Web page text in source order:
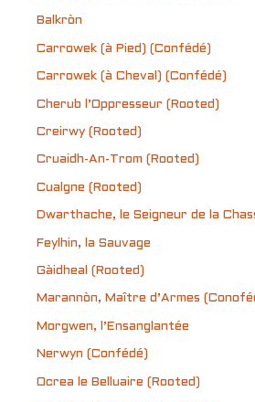
Balkròn
Carrowek (à Pied) (Confédé)
Carrowek (à Cheval) (Confédé)
Cherub l’Oppresseur (Rooted)
Creirwy (Rooted)
Cruaidh-An-Trom (Rooted)
Cualgne (Rooted)
Dwarthache, le Seigneur de la
Feylhin, la Sauvage
Gàidheal (Rooted)
Marannòn, Maître d’Armes
Morgwen, l’Ensanglantée
Nerwyn (Confédé)
Ocrea le Belluaire (Rooted)